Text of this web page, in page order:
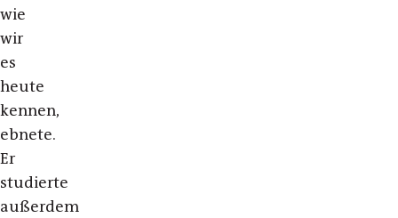
wie
wir
es
heute
kennen,
ebnete.
Er
studierte
außerdem